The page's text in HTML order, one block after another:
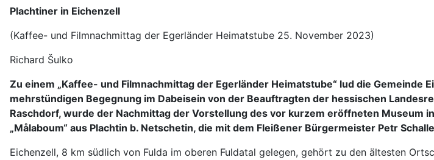
Plachtiner in Eichenzell
(Kaffee- und Filmnachmittag der Egerländer Heimatstube 25. November 2023)
Richard Šulko
Zu einem „Kaffee- und Filmnachmittag der Egerländer Heimatstube“ lud die
mehrstündigen Begegnung im Dabeisein von der Beauftragten der hessischen
Raschdorf, wurde der Nachmittag der Vorstellung des vor kurzem eröffneten Museum
„Målaboum“ aus Plachtin b. Netschetin, die mit dem Fleißener Bürgermeister Petr
Eichenzell, 8 km südlich von Fulda im oberen Fuldatal gelegen, gehört zu den ältesten